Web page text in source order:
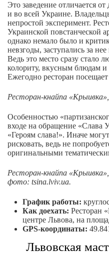
Это заведение отличается
и во всей Украине.
непростой эксперимент.
Украинской повстанческой
однако немало было и
невзгоды, заступались за
Ведь это место сразу стало
колориту, вкусным блюдам
Ежегодно ресторан
Ресторан-кнайпа
Особенностью
входе на обращение «Слава
«Героям слава!». Иначе
рисковать, ведь не
оригинальными
Ресторан-кнайпа
фото: tsina.lviv.ua.
График работы:
Как доехать: Ресторан
центре Львова, на
GPS-координаты:
Львовская